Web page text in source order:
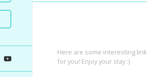
Here are some interesting
for you! Enjoy your stay :)